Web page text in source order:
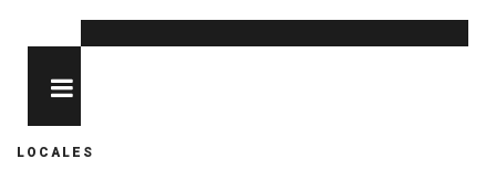
LOCALES